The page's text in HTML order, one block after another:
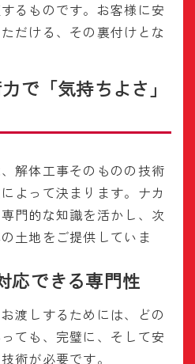
るものです。お客様に安
だける、その裏付けとな
で「気持ちよさ」
解体工事そのものの技術
よって決まります。ナカ
門的な知識を活かし、次
土地をご提供していま
応できる専門性
渡しするためには、どの
ても、完璧に、そして安
術が必要です。